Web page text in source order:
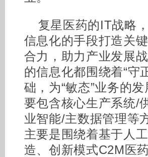
复星医药的IT战略
信息化的手段打造关
合力，助力产业发展
的信息化都围绕着“守
础，为“敏态”业务的
要包含核心生产系统/
业智能/主数据管理等
主要是围绕着基于人
造、创新模式C2M医